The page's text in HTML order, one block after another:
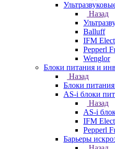
Назад
Balluff
IFM
Pepperl
Wenglor
Блоки питания и
Назад
Блоки
AS-i блоки
Назад
AS-i
IFM
Pepperl
Барьеры